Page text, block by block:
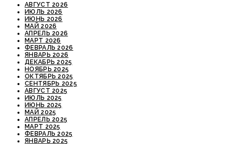
АВГУСТ 2026
ИЮЛЬ 2026
ИЮНЬ 2026
МАЙ 2026
АПРЕЛЬ 2026
МАРТ 2026
ФЕВРАЛЬ 2026
ЯНВАРЬ 2026
ДЕКАБРЬ 2025
НОЯБРЬ 2025
ОКТЯБРЬ 2025
СЕНТЯБРЬ 2025
АВГУСТ 2025
ИЮЛЬ 2025
ИЮНЬ 2025
МАЙ 2025
АПРЕЛЬ 2025
МАРТ 2025
ФЕВРАЛЬ 2025
ЯНВАРЬ 2025